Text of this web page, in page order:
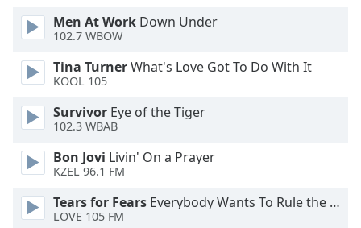
Caption
Background
Color
Opacity
Font
Size
Men At Work Down Under
102.7 WBOW
Tina TurnerWhat's Love Got To Do With It
KOOL 105
Survivor Eye of the Tiger
102.3 WBAB
Bon Jovi Livin' On a Prayer
KZEL 96.1 FM
Tears for Fears Everybody Wants To Rule the World
LOVE 105 FM